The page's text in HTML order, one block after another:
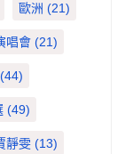
歐洲 (21)
唱會 (21)
(44)
(49)
靜雯 (13)